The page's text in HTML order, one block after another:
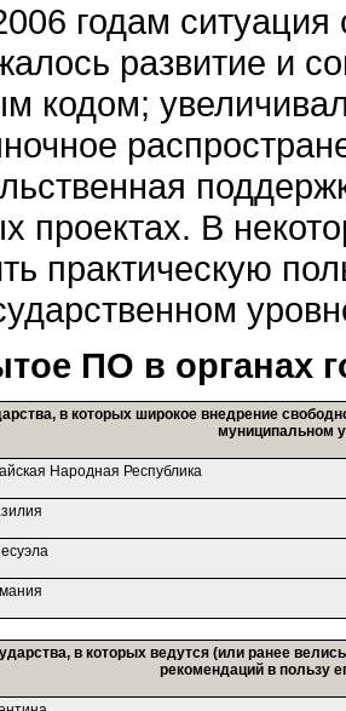
годам ситуация
развитие и
кодом;
проектах. В
практическую
ПО в органах
в которых широкое внедрение
муниципальном
Народная Республика
в которых ведутся (или ранее
рекомендаций в пользу